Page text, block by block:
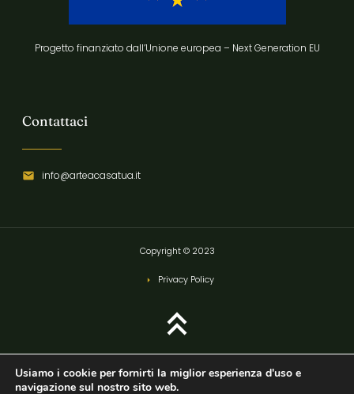
Progetto finanziato dall’Unione europea – Next Generation EU
Contattaci
info@arteacasatua.it
Copyright © 2023
Privacy Policy
Usiamo i cookie per fornirti la miglior esperienza d'uso e
navigazione sul nostro sito web.